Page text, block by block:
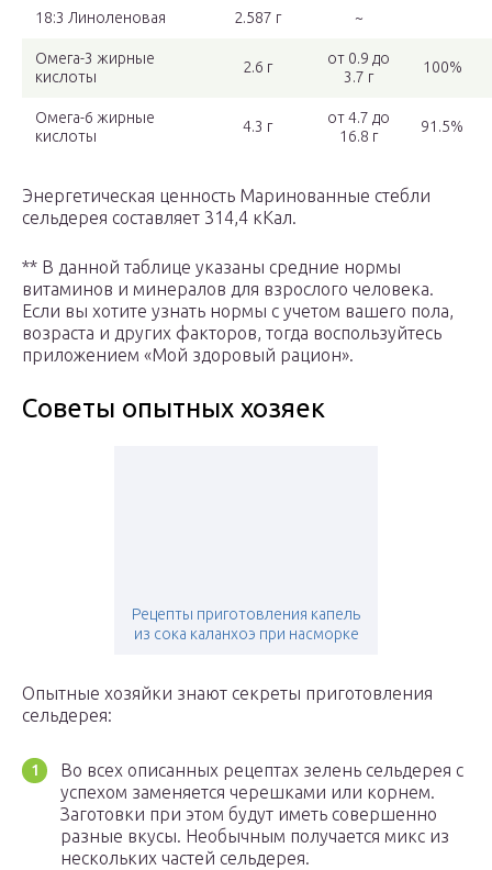
18:3 Линоленовая 2.587 г ~
Омега-3 жирные
кислоты
2.6 г
от 0.9 до
3.7 г
100%
Омега-6 жирные
кислоты
4.3 г
от 4.7 до
16.8 г
91.5%
Энергетическая ценность Маринованные стебли
сельдерея составляет 314,4 кКал.
** В данной таблице указаны средние нормы
витаминов и минералов для взрослого человека.
Если вы хотите узнать нормы с учетом вашего пола,
возраста и других факторов, тогда воспользуйтесь
приложением «Мой здоровый рацион».
Советы опытных хозяек
Рецепты приготовления капель
из сока каланхоэ при насморке
Опытные хозяйки знают секреты приготовления
сельдерея:
Во всех описанных рецептах зелень сельдерея с
успехом заменяется черешками или корнем.
Заготовки при этом будут иметь совершенно
разные вкусы. Необычным получается микс из
нескольких частей сельдерея.